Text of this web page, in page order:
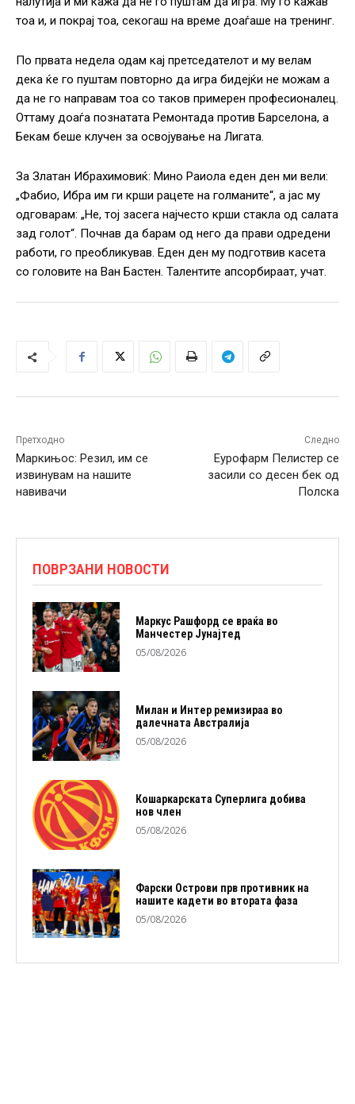
тоа и, и покрај тоа, секогаш на време доаѓаше на тренинг.
По првата недела одам кај претседателот и му велам
дека ќе го пуштам повторно да игра бидејќи не можам а
да не го направам тоа со таков примерен професионалец.
Оттаму доаѓа познатата Ремонтада против Барселона, а
Бекам беше клучен за освојување на Лигата.
За Златан Ибрахимовиќ: Мино Раиола еден ден ми вели:
„Фабио, Ибра им ги крши рацете на голманите“, а јас му
одговарам: „Не, тој засега најчесто крши стакла од салата
зад голот“. Почнав да барам од него да прави одредени
работи, го преобликував. Еден ден му подготвив касета
со головите на Ван Бастен. Талентите апсорбираат, учат.
Претходно
Маркињос: Резил, им се
извинувам на нашите
навивачи
Следно
Еурофарм Пелистер се
засили со десен бек од
Полска
ПОВРЗАНИ НОВОСТИ
Маркус Рашфорд се враќа во
Манчестер Јунајтед
05/08/2026
Милан и Интер ремизираа во
далечната Австралија
05/08/2026
Кошаркарската Суперлига добива
нов член
05/08/2026
Фарски Острови прв противник на
нашите кадети во втората фаза
05/08/2026